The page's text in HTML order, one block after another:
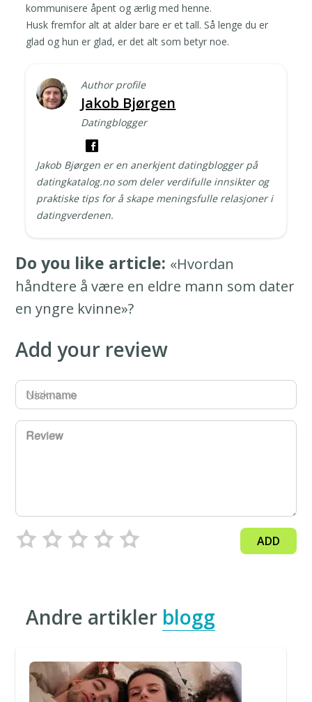
kommunisere åpent og ærlig med henne.
Husk fremfor alt at alder bare er et tall. Så lenge du er
glad og hun er glad, er det alt som betyr noe.
Author profile
Jakob Bjørgen
Datingblogger
Jakob Bjørgen er en anerkjent datingblogger på
datingkatalog.no som deler verdifulle innsikter og
praktiske tips for å skape meningsfulle relasjoner i
datingverdenen.
Do you like article: «Hvordan
håndtere å være en eldre mann som dater
en yngre kvinne»?
Add your review
Username
Review
ADD
Andre artikler blogg